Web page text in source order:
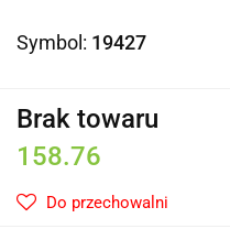
Symbol: 19427
Brak towaru
158.76
Do przechowalni